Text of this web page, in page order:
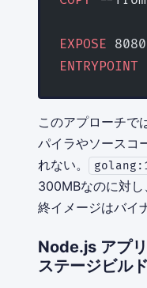
EXPOSE 8080
ENTRYPOINT
このアプローチで
パイラやソースコ
れない。
300MBなのに対し
終イメージはバイ
Node.js アプ
ステージビルド